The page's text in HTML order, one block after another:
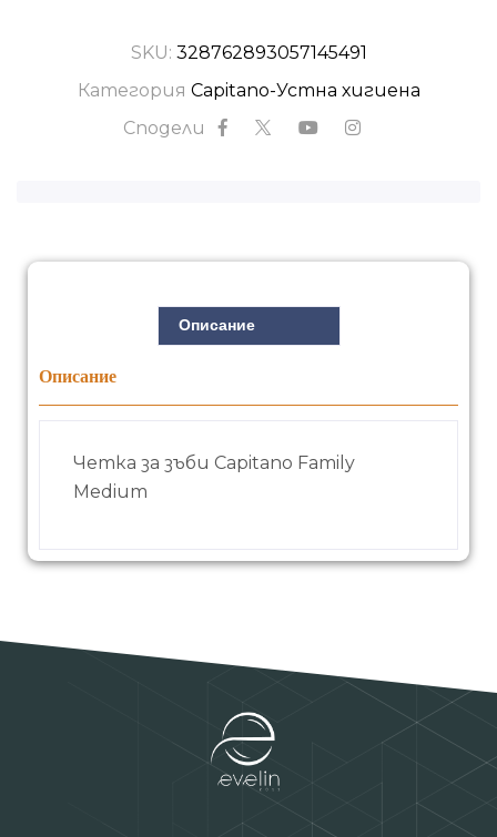
SKU: 328762893057145491
Категория Capitano-Устна хигиена
Сподели
Описание
Описание
Четка за зъби Capitano Family
Medium